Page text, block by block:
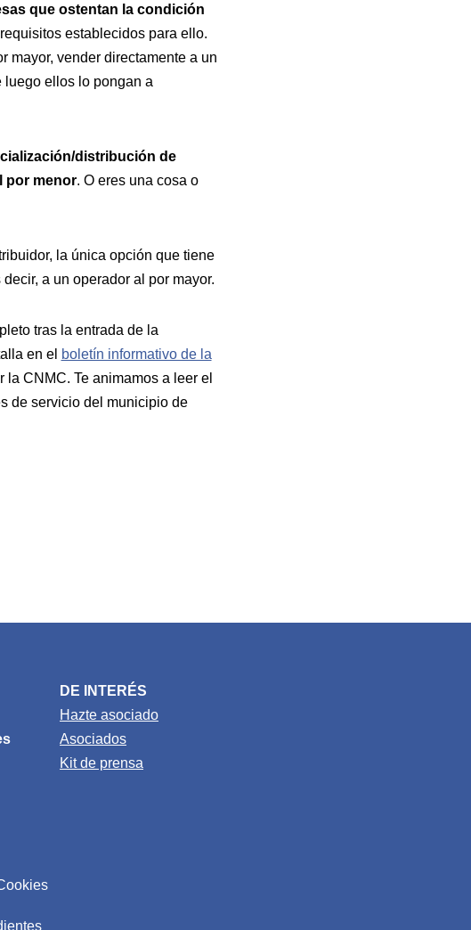
que ostentan la condición
establecidos para ello.
mayor, vender directamente a un
luego ellos lo pongan a
distribución de
por menor. O eres una cosa o
la única opción que tiene
a un operador al por mayor.
tras la entrada de la
en el boletín informativo de la
CNMC. Te animamos a leer el
de servicio del municipio de
DE INTERÉS
Hazte asociado
Asociados
Kit de prensa